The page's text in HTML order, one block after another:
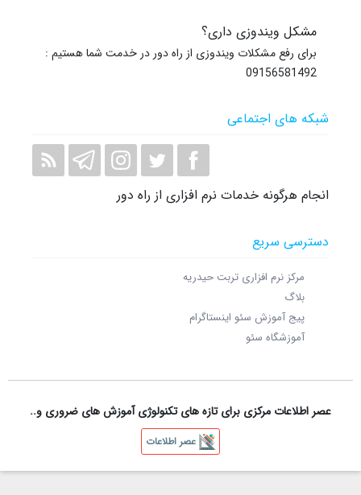
مشکل ویندوزی داری؟
برای رفع مشکلات ویندوزی از راه دور در خدمت شما هستیم :
09156581492
شبکه های اجتماعی
انجام هرگونه خدمات نرم افزاری از راه دور
دسترسی سریع
مرکز نرم افزاری تربت حیدریه
بلاگ
پیج آموزش سئو اینستاگرام
آموزشگاه سئو
عصر اطلاعات مرکزی برای تازه های تکنولوژی آموزش های ضروری و..
عصر اطلاعات